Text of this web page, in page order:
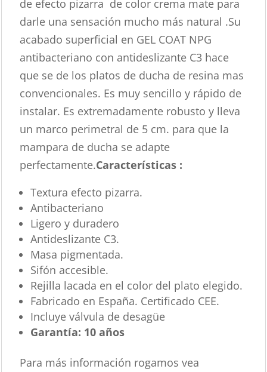
de efecto pizarra de color crema mate para
darle una sensación mucho más natural .Su
acabado superficial en GEL COAT NPG
antibacteriano con antideslizante C3 hace
que se de los platos de ducha de resina mas
convencionales. Es muy sencillo y rápido de
instalar. Es extremadamente robusto y lleva
un marco perimetral de 5 cm. para que la
mampara de ducha se adapte
perfectamente.Características :
Textura efecto pizarra.
Antibacteriano
Ligero y duradero
Antideslizante C3.
Masa pigmentada.
Sifón accesible.
Rejilla lacada en el color del plato elegido.
Fabricado en España. Certificado CEE.
Incluye válvula de desagüe
Garantía: 10 años
Para más información rogamos vea